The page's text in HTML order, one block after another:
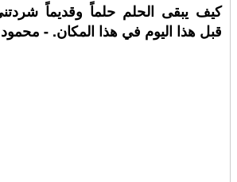
كيف يبقى الحلم حلماً وقديماً
قبل هذا اليوم في هذا المكان. -